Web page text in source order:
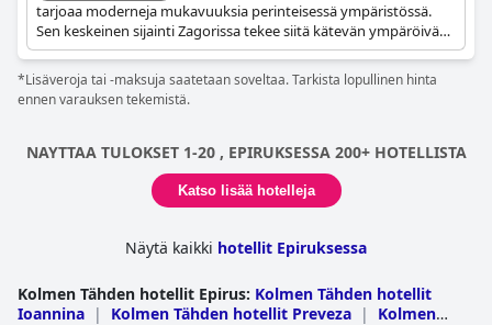
tarjoaa moderneja mukavuuksia perinteisessä ympäristössä.
Sen keskeinen sijainti Zagorissa tekee siitä kätevän ympäröivän
alueen tutkimiseen.
*Lisäveroja tai -maksuja saatetaan soveltaa. Tarkista lopullinen hinta
ennen varauksen tekemistä.
NAYTTAA TULOKSET 1-20 , EPIRUKSESSA 200+ HOTELLISTA
Katso lisää hotelleja
Näytä kaikki hotellit Epiruksessa
Kolmen Tähden hotellit Epirus: Kolmen Tähden hotellit
Ioannina | Kolmen Tähden hotellit Preveza |
Kolmen